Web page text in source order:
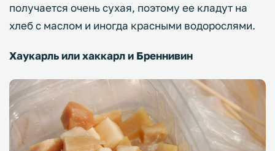
получается очень сухая, поэтому ее кладут на
хлеб с маслом и иногда красными водорослями.
Хаукарль или хаккарл и Бреннивин